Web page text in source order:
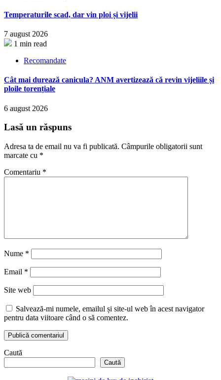
Temperaturile scad, dar vin ploi și vijelii
7 august 2026
1 min read
Recomandate
Cât mai durează canicula? ANM avertizează că revin vijeliile și
ploile torențiale
6 august 2026
Lasă un răspuns
Adresa ta de email nu va fi publicată. Câmpurile obligatorii sunt
marcate cu *
Comentariu *
Nume *
Email *
Site web
Salvează-mi numele, emailul și site-ul web în acest navigator
pentru data viitoare când o să comentez.
Caută
Caută